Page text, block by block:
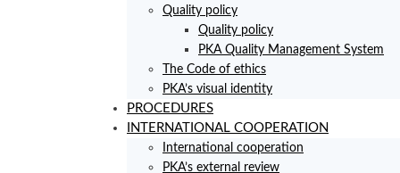
Quality policy
Quality policy
PKA Quality Management System
The Code of ethics
PKA’s visual identity
PROCEDURES
INTERNATIONAL COOPERATION
International cooperation
PKA’s external review